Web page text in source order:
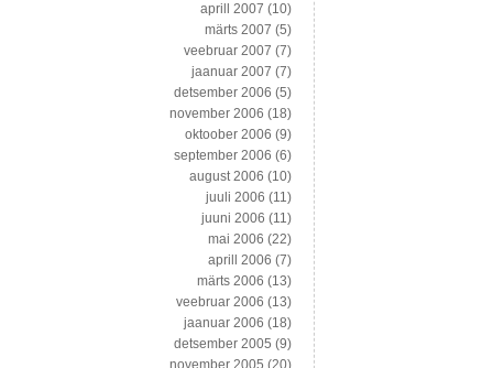
aprill 2007 (10)
märts 2007 (5)
veebruar 2007 (7)
jaanuar 2007 (7)
detsember 2006 (5)
november 2006 (18)
oktoober 2006 (9)
september 2006 (6)
august 2006 (10)
juuli 2006 (11)
juuni 2006 (11)
mai 2006 (22)
aprill 2006 (7)
märts 2006 (13)
veebruar 2006 (13)
jaanuar 2006 (18)
detsember 2005 (9)
november 2005 (20)